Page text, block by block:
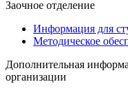
Заочное отделение
Информация для
Методическое
Дополнительная
организации